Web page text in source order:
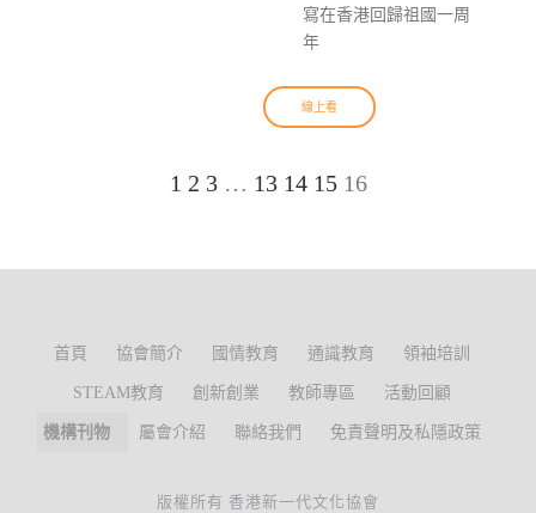
寫在香港回歸祖國一周
年
線上看
1 2 3 … 13 14 15 16
首頁 協會簡介 國情教育 通識教育 領袖培訓
STEAM教育 創新創業 教師專區 活動回顧
機構刊物 屬會介紹 聯絡我們 免責聲明及私隱政策
版權所有 香港新一代文化協會